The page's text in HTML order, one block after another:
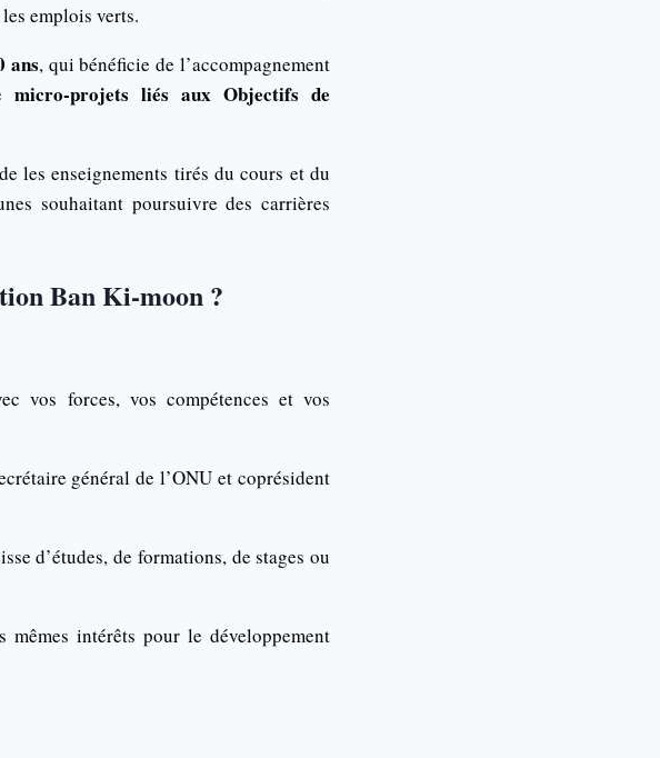
emplois verts.
ans, qui bénéficie de l’accompagnement
micro-projets liés aux Objectifs de
les enseignements tirés du cours et du
souhaitant poursuivre des carrières
Ban Ki-moon ?
vos forces, vos compétences et vos
général de l’ONU et coprésident
d’études, de formations, de stages ou
mêmes intérêts pour le développement